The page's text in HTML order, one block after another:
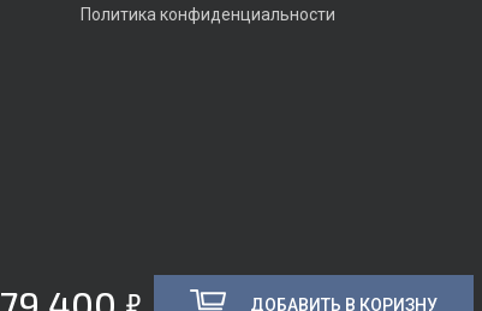
5 ДОБАВИТЬ В КОРИЗНУ
Политика конфиденциальности